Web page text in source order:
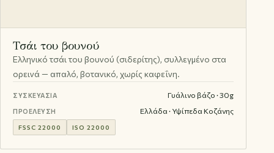
Τσάι του βουνού
Ελληνικό τσάι του βουνού (σιδερίτης), συλλεγμένο στα
ορεινά — απαλό, βοτανικό, χωρίς καφεΐνη.
ΣΥΣΚΕΥΑΣΊΑ Γυάλινο βάζο · 30g
ΠΡΟΈΛΕΥΣΗ Ελλάδα · Υψίπεδα Κοζάνης
FSSC 22000 ISO 22000